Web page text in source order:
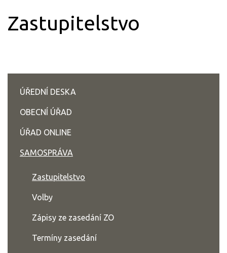
Zastupitelstvo
ÚŘEDNÍ DESKA
OBECNÍ ÚŘAD
ÚŘAD ONLINE
SAMOSPRÁVA
Zastupitelstvo
Volby
Zápisy ze zasedání ZO
Termíny zasedání